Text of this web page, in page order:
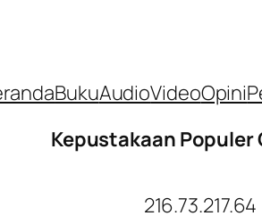
BukuAudioVideoOpini
Kepustakaan Populer
216.73.217.64